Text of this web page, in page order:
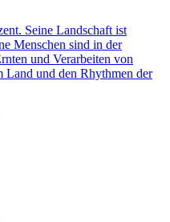
Seine Landschaft ist
Menschen sind in der
und Verarbeiten von
Land und den Rhythmen der